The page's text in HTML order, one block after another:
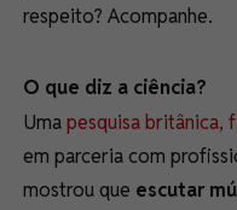
respeito? Acompanhe.
O que diz a ciência?
Umapesquisa britânica,
em parceria com
mostrou que escutar